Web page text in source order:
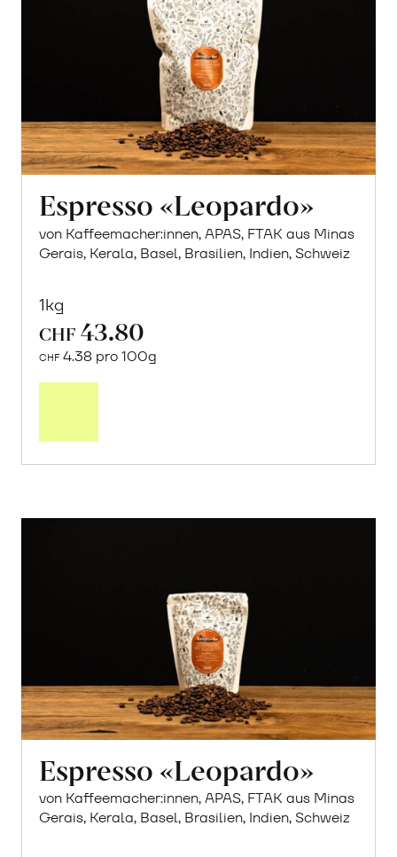
Espresso «Leopardo»
von Kaffeemacher:innen, APAS, FTAK aus Minas
Gerais, Kerala, Basel, Brasilien, Indien, Schweiz
1kg
CHF 43.80
CHF 4.38 pro 100g
Espresso «Leopardo»
von Kaffeemacher:innen, APAS, FTAK aus Minas
Gerais, Kerala, Basel, Brasilien, Indien, Schweiz